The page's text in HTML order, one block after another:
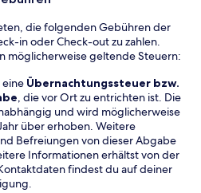
die folgenden Gebühren der
in oder Check-out zu zahlen.
möglicherweise geltende Steuern:
Übernachtungssteuer bzw.
, die vor Ort zu entrichten ist. Die
und wird möglicherweise
über erhoben. Weitere
Befreiungen von dieser Abgabe
Informationen erhältst von der
findest du auf deiner